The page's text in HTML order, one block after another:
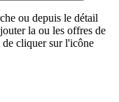
ou depuis le détail
la ou les offres de
cliquer sur l'icône